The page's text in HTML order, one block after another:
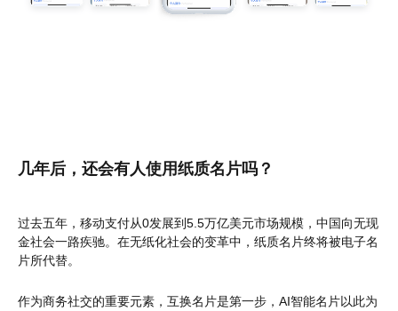
几年后，还会有人使用纸质名片吗？
过去五年，移动支付从0发展到5.5万亿美元市场规模，中国向无现
金社会一路疾驰。在无纸化社会的变革中，纸质名片终将被电子名
片所代替。
作为商务社交的重要元素，互换名片是第一步，AI智能名片以此为